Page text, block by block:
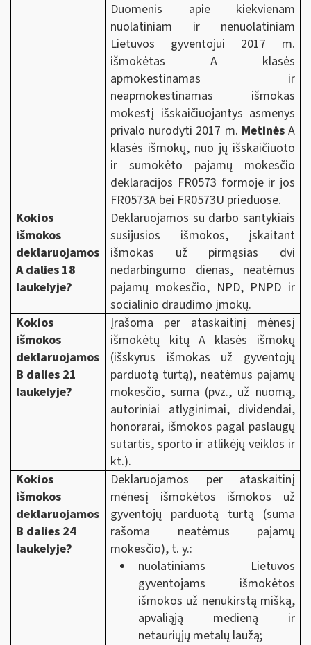
Duomenis apie kiekvienam
nuolatiniam ir nenuolatiniam
Lietuvos gyventojui 2017 m.
išmokėtas A klasės
apmokestinamas ir
neapmokestinamas išmokas
mokestį išskaičiuojantys asmenys
privalo nurodyti 2017 m. MetinėsA
klasės išmokų, nuo jų išskaičiuoto
ir sumokėto pajamų mokesčio
deklaracijos FR0573 formoje ir jos
FR0573A bei FR0573U prieduose.
Kokios
išmokos
deklaruojamos
A dalies 18
laukelyje?
Deklaruojamos su darbo santykiais
susijusios išmokos, įskaitant
išmokas už pirmąsias dvi
nedarbingumo dienas, neatėmus
pajamų mokesčio, NPD, PNPD ir
socialinio draudimo įmokų.
Kokios
išmokos
deklaruojamos
B dalies 21
laukelyje?
Įrašoma per ataskaitinį mėnesį
išmokėtų kitų A klasės išmokų
(išskyrus išmokas už gyventojų
parduotą turtą), neatėmus pajamų
mokesčio, suma (pvz., už nuomą,
autoriniai atlyginimai, dividendai,
honorarai, išmokos pagal paslaugų
sutartis, sporto ir atlikėjų veiklos ir
kt.).
Kokios
išmokos
deklaruojamos
B dalies 24
laukelyje?
Deklaruojamos per ataskaitinį
mėnesį išmokėtos išmokos už
gyventojų parduotą turtą (suma
rašoma neatėmus pajamų
mokesčio), t. y.:
nuolatiniams Lietuvos
gyventojams išmokėtos
išmokos už nenukirstą mišką,
apvaliąją medieną ir
netauriųjų metalų laužą;